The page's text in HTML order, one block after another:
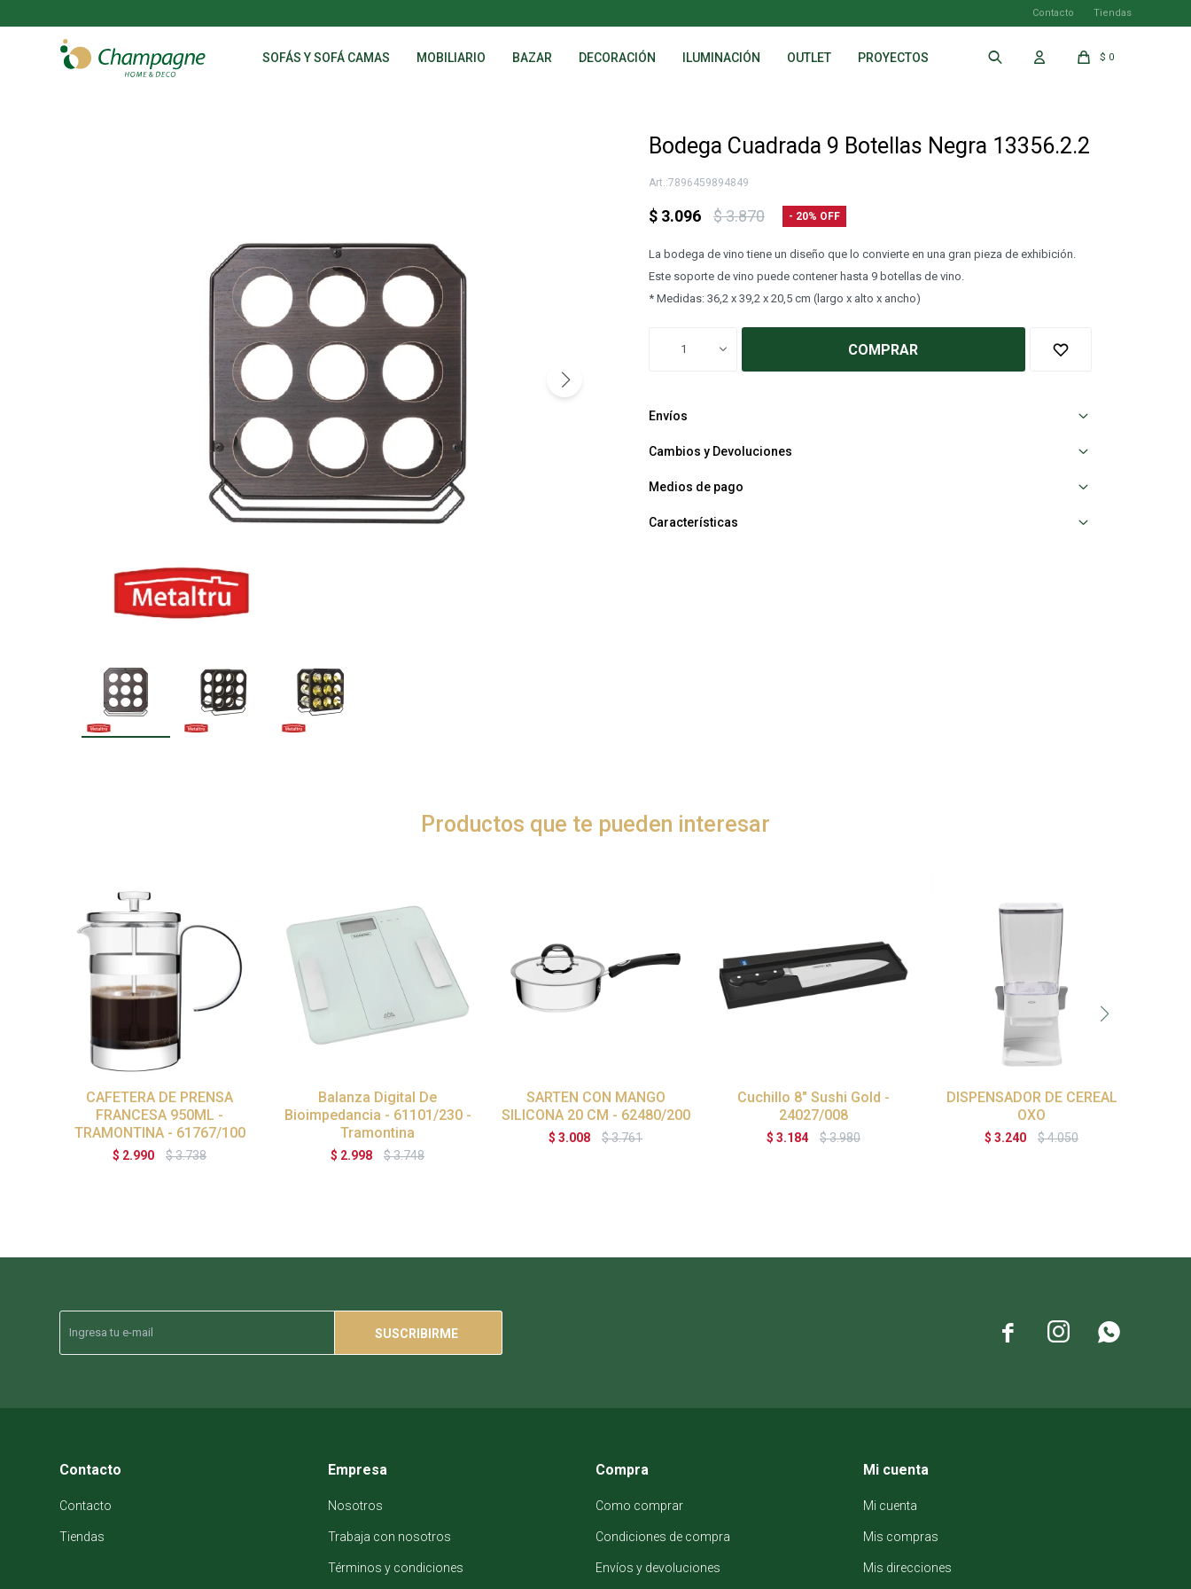
SOFÁS Y SOFÁ CAMAS MOBILIARIO BAZAR DECORACIÓN ILUMINACIÓN OUTLET PROYECTOS $ 0
Contacto Tiendas
Bodega Cuadrada 9 Botellas Negra 13356.2.2
7896459894849
$ 3.096 $3.870 20
La bodega de vino tiene un diseño que lo convierte en una gran pieza de exhibición.
Este soporte de vino puede contener hasta 9 botellas de vino.
* Medidas: 36,2 x 39,2 x 20,5 cm (largo x alto x ancho)
1 COMPRAR
Envíos
Cambios y Devoluciones
Medios de pago
Características
Productos que te pueden interesar
CAFETERA DE PRENSA
FRANCESA 950ML -
TRAMONTINA - 61767/100
$ 2.990 $3.738
Balanza Digital De
Bioimpedancia - 61101/230 -
Tramontina
$ 2.998 $3.748
SARTEN CON MANGO
SILICONA 20 CM - 62480/200
$ 3.008 $3.761
Cuchillo 8" Sushi Gold -
24027/008
$ 3.184 $3.980
DISPENSADOR DE CEREAL
OXO
$ 3.240 $4.050
SUSCRIBIRME   
Contacto
Contacto
Tiendas
Empresa
Nosotros
Trabaja con nosotros
Términos y condiciones
Compra
Como comprar
Condiciones de compra
Envíos y devoluciones
Mi cuenta
Mi cuenta
Mis compras
Mis direcciones